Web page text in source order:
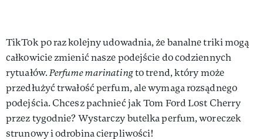
TikTok po raz kolejny udowadnia, że banalne triki mogą
całkowicie zmienić nasze podejście do codziennych
rytuałów.Perfume marinatingto trend, który może
przedłużyć trwałość perfum, ale wymaga rozsądnego
podejścia. Chcesz pachnieć jak Tom Ford Lost Cherry
przez tygodnie? Wystarczy butelka perfum, woreczek
strunowy i odrobina cierpliwości!